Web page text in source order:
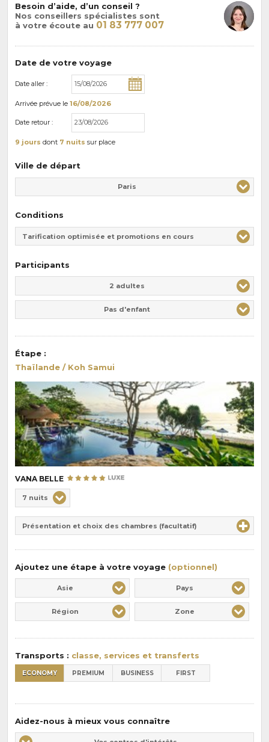
Besoin d’aide, d’un conseil ?
Nos conseillers spécialistes sont
à votre écoute au 01 83 777 007
Date de votre voyage
Date aller :
Arrivée prévue le 16/08/2026
Date retour :
9 jours dont 7 nuits sur place
Ville de départ
Paris
Conditions
Tarification optimisée et promotions en cours
Participants
2 adultes
Pas d'enfant
Étape :
Thaïlande / Koh Samui
VANA BELLE
de
pension
:
Durée
7 nuits
Présentation et choix des chambres (facultatif)
Ajoutez une étape à votre voyage (optionnel)
Asie Pays
Région Zone
Transports : classe, services et transferts
ECONOMY PREMIUM BUSINESS FIRST
Aidez-nous à mieux vous connaître
Vos